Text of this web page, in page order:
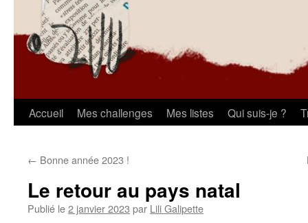
Aller
contenu
Accueil Mes challenges Mes listes Qui suis-je ?
← Bonne année 2023 !
Le retour au pays natal
Publié le2 janvier 2023 par Lili Galipette